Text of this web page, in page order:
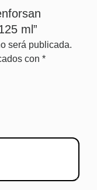
ml”
será publicada.
con *